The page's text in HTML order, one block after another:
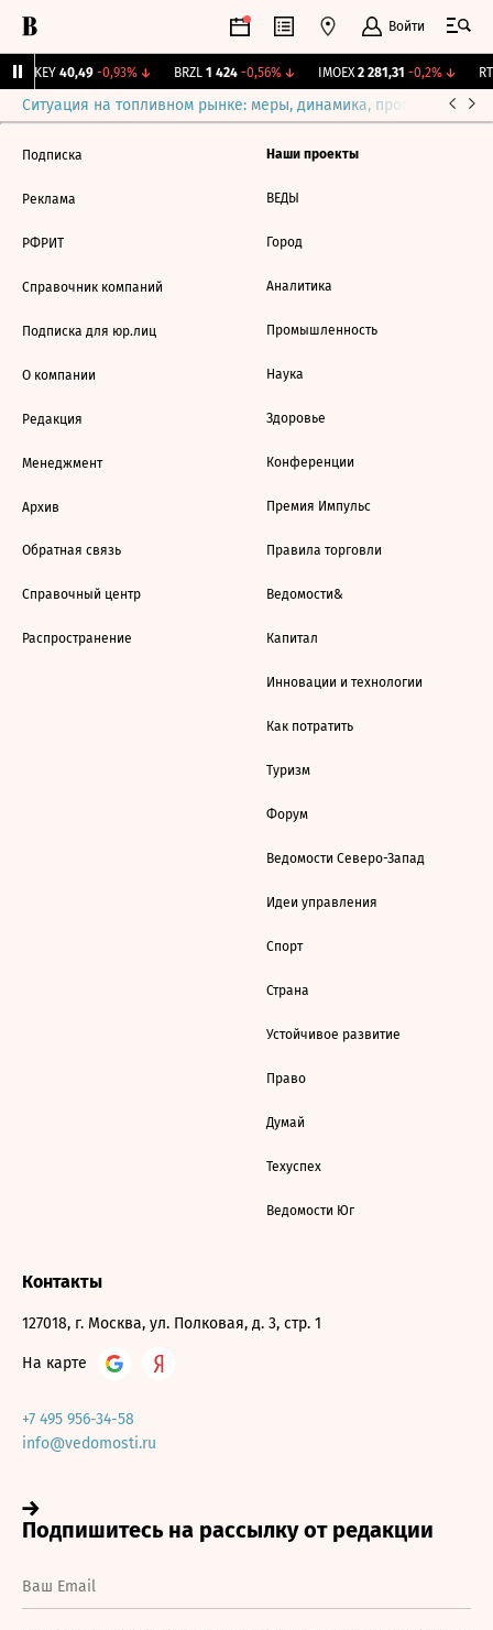
Войти
OKEY 40,49 -0,93%↓ BRZL 1 424 -0,56%↓ IMOEX 2 281,31 -0,2%↓
Ситуация на топливном рынке: меры, динамика, прогнозы
Подписка
Реклама
РФРИТ
Справочник компаний
Подписка для юр.лиц
О компании
Редакция
Менеджмент
Архив
Обратная связь
Справочный центр
Распространение
Наши проекты
ВЕДЫ
Город
Аналитика
Промышленность
Наука
Здоровье
Конференции
Премия Импульс
Правила торговли
Ведомости&
Капитал
Инновации и технологии
Как потратить
Туризм
Форум
Ведомости Северо-Запад
Идеи управления
Спорт
Страна
Устойчивое развитие
Право
Думай
Техуспех
Ведомости Юг
Контакты
127018, г. Москва, ул. Полковая, д. 3, стр. 1
На карте
+7 495 956-34-58
info@vedomosti.ru